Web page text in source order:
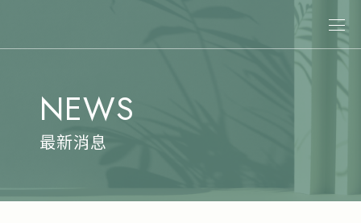
專業燙髮
NEWS
最新消息